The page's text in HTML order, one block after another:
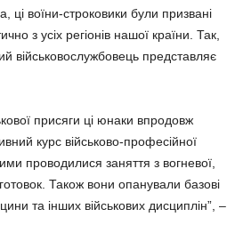
воїни-строковики були призвані
з усіх регіонів нашої країни. Так,
військовослужбовець представляє
присяги ці юнаки впродовж
курс військово-професійної
проводилися заняття з вогневої,
Також вони опанували базові
та інших військових дисциплін”, –